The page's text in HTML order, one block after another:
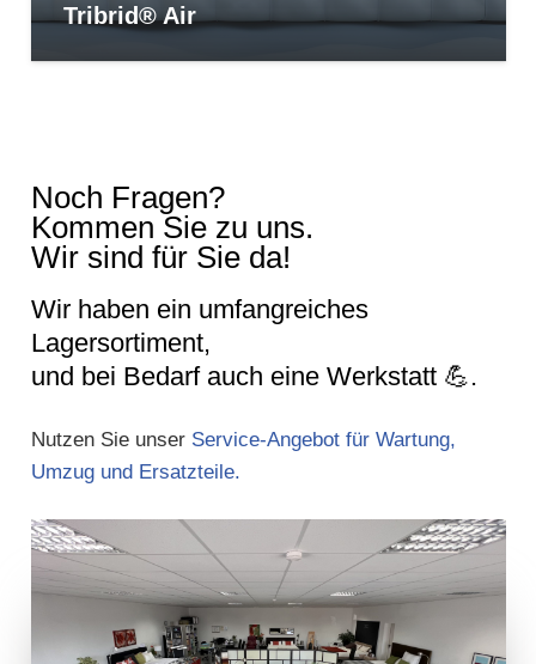
Tribrid® Air
Noch Fragen?
Kommen Sie zu uns.
Wir sind für Sie da!
Wir haben ein umfangreiches
Lagersortiment,
und bei Bedarf auch eine Werkstatt 💪.
Nutzen Sie unser Service-Angebot für Wartung,
Umzug und Ersatzteile.